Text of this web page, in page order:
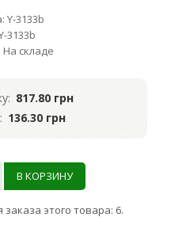
Y-3133b
3133b
На складе
817.80 грн
136.30 грн
В КОРЗИНУ
этого товара: 6.